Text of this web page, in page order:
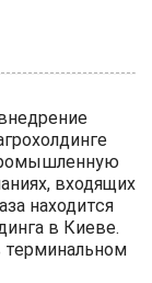
входящих
находится
в Киеве.
терминальном